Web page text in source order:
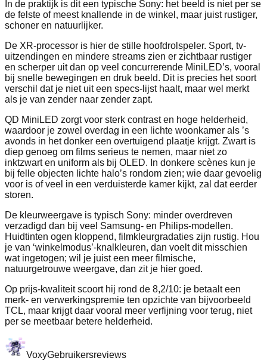
In de praktijk is dit een typische Sony: het beeld is niet per se
de felste of meest knallende in de winkel, maar juist rustiger,
schoner en natuurlijker.
De XR-processor is hier de stille hoofdrolspeler. Sport, tv-
uitzendingen en mindere streams zien er zichtbaar rustiger
en scherper uit dan op veel concurrerende MiniLED’s, vooral
bij snelle bewegingen en druk beeld. Dit is precies het soort
verschil dat je niet uit een specs-lijst haalt, maar wel merkt
als je van zender naar zender zapt.
QD MiniLED zorgt voor sterk contrast en hoge helderheid,
waardoor je zowel overdag in een lichte woonkamer als ’s
avonds in het donker een overtuigend plaatje krijgt. Zwart is
diep genoeg om films serieus te nemen, maar niet zo
inktzwart en uniform als bij OLED. In donkere scènes kun je
bij felle objecten lichte halo’s rondom zien; wie daar gevoelig
voor is of veel in een verduisterde kamer kijkt, zal dat eerder
storen.
De kleurweergave is typisch Sony: minder overdreven
verzadigd dan bij veel Samsung- en Philips-modellen.
Huidtinten ogen kloppend, filmkleurgradaties zijn rustig. Hou
je van ‘winkelmodus’-knalkleuren, dan voelt dit misschien
wat ingetogen; wil je juist een meer filmische,
natuurgetrouwe weergave, dan zit je hier goed.
Op prijs-kwaliteit scoort hij rond de 8,2/10: je betaalt een
merk- en verwerkingspremie ten opzichte van bijvoorbeeld
TCL, maar krijgt daar vooral meer verfijning voor terug, niet
per se meetbaar betere helderheid.
VoxyGebruikersreviews